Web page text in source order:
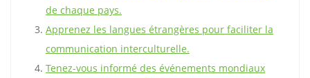
de chaque pays.
Apprenez les langues étrangères pour faciliter la
communication interculturelle.
Tenez-vous informé des événements mondiaux